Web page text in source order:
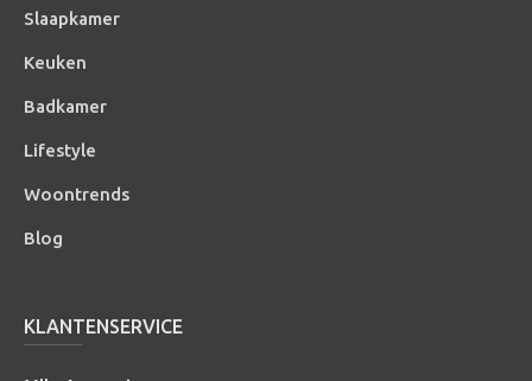
Slaapkamer
Keuken
Badkamer
Lifestyle
Woontrends
Blog
KLANTENSERVICE